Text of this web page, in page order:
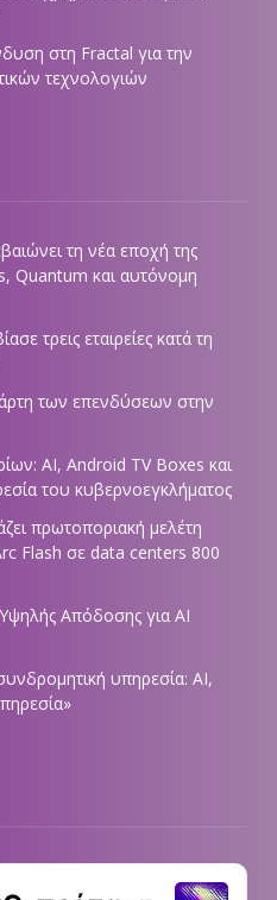
στη Fractal για την
τεχνολογιών
τη νέα εποχή της
Quantum και αυτόνομη
τρεις εταιρείες κατά τη
των επενδύσεων στην
AI, Android TV Boxes και
του κυβερνοεγκλήματος
πρωτοποριακή μελέτη
Flash σε data centers 800
Απόδοσης για AI
υπηρεσία: AI,